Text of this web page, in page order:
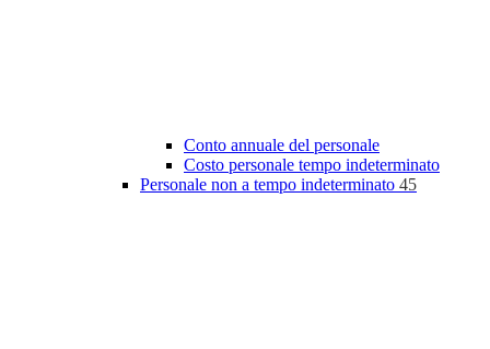
Conto annuale del personale
Costo personale tempo indeterminato
Personale non a tempo indeterminato 45